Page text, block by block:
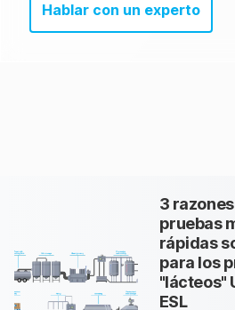
Hablar con un experto
3
pruebas
rápidas
para los
"lácteos"
ESL